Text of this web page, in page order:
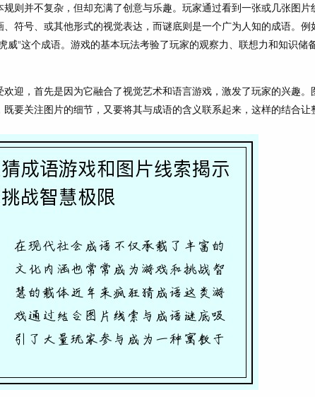
则并不复杂，但却充满了创意与乐趣。玩家通过看到一张或几张图
符号、或其他形式的视觉表达，而谜底则是一个广为人知的成语。例
威"这个成语。游戏的基本玩法考验了玩家的观察力、联想力和知识储备
迎，首先是因为它融合了视觉艺术和语言游戏，激发了玩家的兴趣。
要关注图片的细节，又要将其与成语的含义联系起来，这样的结合让